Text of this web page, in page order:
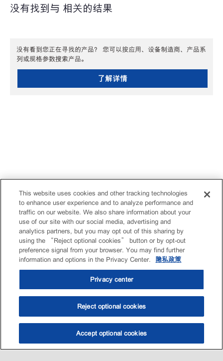
选油助手 查找门店
没有找到与 相关的结果
没有看到您正在寻找的产品？ 您可以按应用、设备制造商、产品系
列或规格参数搜索产品。
了解详情
This website uses cookies and other tracking technologies
to enhance user experience and to analyze performance and
traffic on our website. We also share information about your
use of our site with our social media, advertising and
analytics partners, but you may opt out of this sharing by
using the “Reject optional cookies” button or by opt-out
preference signal from your browser. You may find further
information and options in the Privacy Center.
隐私政策
Privacy center
Reject optional cookies
Accept optional cookies